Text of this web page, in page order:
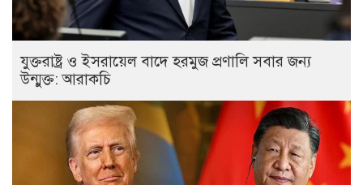
যুক্তরাষ্ট্র ও ইসরায়েল বাদে হরমুজ প্রণালি সবার জন্য
উন্মুক্ত: আরাকচি